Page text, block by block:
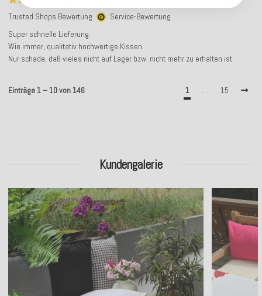
Trusted Shops Bewertung
Service-Bewertung
Super schnelle Lieferung.
Wie immer, qualitativ hochwertige Kissen.
Nur schade, daß vieles nicht auf Lager bzw. nicht mehr zu erhalten ist.
Einträge 1 – 10 von 146 1 … 15
Kundengalerie